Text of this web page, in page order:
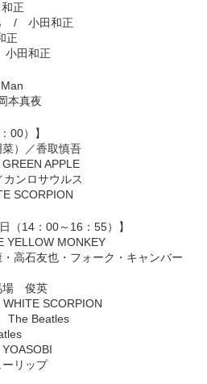
正
/ 小田和正
正
田和正
真夜
00）】
）／香取慎吾
APPLE
カンロサウルス
SCORPION
（14：00～16：55）】
MONKEY
石友也・フォーク・キャンバー
俊英
SCORPION
Beatles
リップ